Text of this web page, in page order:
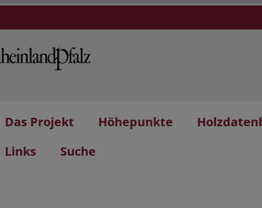
Das Projekt Höhepunkte
Links
Suche